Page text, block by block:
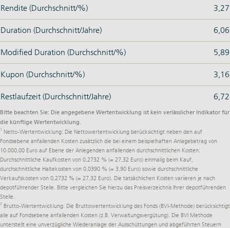
Rendite (Durchschnitt/%) 3,27
Duration (Durchschnitt/Jahre) 6,06
Modified Duration (Durchschnitt/%) 5,89
Kupon (Durchschnitt/%) 3,16
Restlaufzeit (Durchschnitt/Jahre) 6,72
Bitte beachten Sie: Die angegebene Wertentwicklung ist kein verlässlicher Indikator für
die künftige Wertentwicklung.
1
Netto-Wertentwicklung: Die Nettowertentwicklung berücksichtigt neben den auf
Fondsebene anfallenden Kosten zusätzlich die bei einem beispielhaften Anlagebetrag von
10.000,00 Euro auf Ebene der Anlegenden anfallenden durchschnittlichen Kosten:
Durchschnittliche Kaufkosten von 0,2732 % (= 27,32 Euro) einmalig beim Kauf,
durchschnittliche Haltekosten von 0,0390 % (= 3,90 Euro) sowie durchschnittliche
Verkaufskosten von 0,2732 % (= 27,32 Euro). Die tatsächlichen Kosten variieren je nach
depotführender Stelle. Bitte vergleichen Sie hierzu das Preisverzeichnis Ihrer depotführenden
Stelle.
2
Brutto-Wertentwicklung: Die Bruttowertentwicklung des Fonds (BVI-Methode) berücksichtigt
alle auf Fondsebene anfallenden Kosten (z.B. Verwaltungsvergütung). Die BVI Methode
unterstellt eine unverzügliche Wiederanlage der Ausschüttungen und abgeführten Steuern